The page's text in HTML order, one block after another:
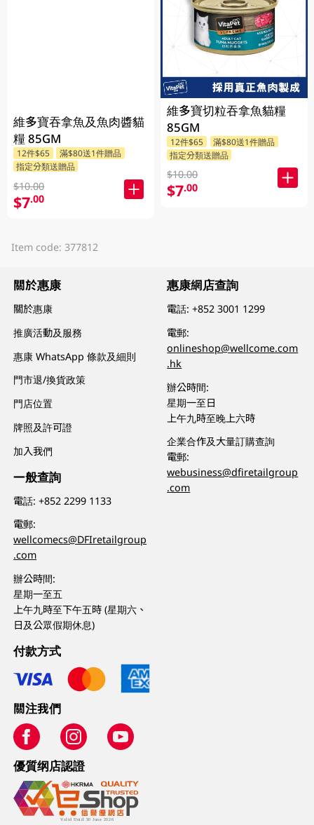
維多寶吞拿魚及魚肉醬貓
糧 85GM
12件$65
滿$80送1件贈品
指定分類送贈品
$10.00
$7.00
維多寶切粒吞拿魚貓糧
85GM
12件$65
滿$80送1件贈品
指定分類送贈品
$10.00
$7.00
Item code: 377812
關於惠康
關於惠康
推廣活動及服務
惠康 WhatsApp 條款及細則
門市退/換貨政策
門店位置
牌照及許可證
加入我們
一般查詢
電話:+852 2299 1133
電郵:
wellcomecs@DFIretailgroup
.com
辦公時間:
星期一至五
上午九時至下午五時 (星期六、
日及公眾假期休息)
惠康網店查詢
電話:+852 3001 1299
電郵:
onlineshop@wellcome.com
.hk
辦公時間:
星期一至日
上午九時至晚上六時
企業合作及大量訂購查詢
電郵:
webusiness@dfiretailgroup
.com
付款方式
關注我們
優質纲店認證